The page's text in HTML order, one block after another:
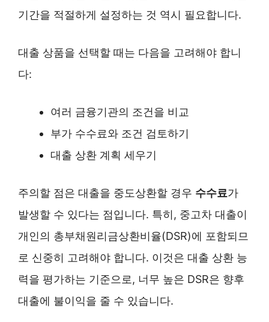
기간을 적절하게 설정하는 것 역시 필요합니다.
대출 상품을 선택할 때는 다음을 고려해야 합니
다:
여러 금융기관의 조건을 비교
부가 수수료와 조건 검토하기
대출 상환 계획 세우기
주의할 점은 대출을 중도상환할 경우 수수료가
발생할 수 있다는 점입니다. 특히, 중고차 대출이
개인의 총부채원리금상환비율(DSR)에 포함되므
로 신중히 고려해야 합니다. 이것은 대출 상환 능
력을 평가하는 기준으로, 너무 높은 DSR은 향후
대출에 불이익을 줄 수 있습니다.